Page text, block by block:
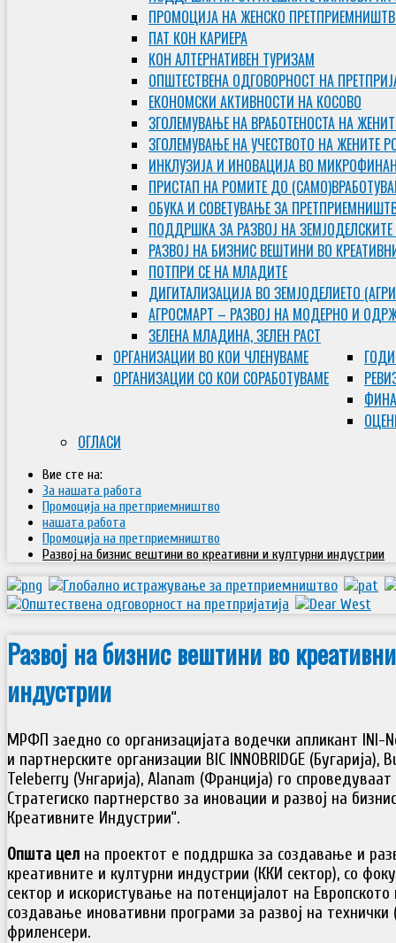
ПРОМОЦИЈА НА ЖЕНСКО
ПАТ КОН КАРИЕРА
КОН АЛТЕРНАТИВЕН ТУРИЗАМ
ОПШТЕСТВЕНА ОДГОВОРНОСТ НА
ЕКОНОМСКИ АКТИВНОСТИ НА КОСОВО
ЗГОЛЕМУВАЊЕ НА ВРАБОТЕНОСТА НА
ЗГОЛЕМУВАЊЕ НА УЧЕСТВОТО НА ЖЕНИТЕ
ИНКЛУЗИЈА И ИНОВАЦИЈА ВО
ПРИСТАП НА РОМИТЕ ДО
ОБУКА И СОВЕТУВАЊЕ ЗА
ПОДДРШКА ЗА РАЗВОЈ НА
РАЗВОЈ НА БИЗНИС ВЕШТИНИ ВО
ПОТПРИ СЕ НА МЛАДИТЕ
ДИГИТАЛИЗАЦИЈА ВО ЗЕМЈОДЕЛИЕТО
АГРОСМАРТ – РАЗВОЈ НА МОДЕРНО И
ЗЕЛЕНА МЛАДИНА, ЗЕЛЕН РАСТ
ОРГAНИЗАЦИИ ВО КОИ ЧЛЕНУВАМЕ
ОРГАНИЗАЦИИ СО КОИ СОРАБОТУВАМЕ
ОГЛАСИ
Вие сте на:
За нашата работа
Промоција на претприемништво
нашата работа
Промоција на претприемништво
Развој на бизнис вештини во креативни и културни индустрии
Развој на бизнис вештини во
индустрии
МРФП заедно со организацијата водечки апликант INI-
и партнерските организации BIC INNOBRIDGE (Бугарија),
Teleberry (Унгарија), Alanam (Франција) го спроведуваат
Стратегиско партнерство за иновации и развој на
Креативните Индустрии“.
Општа цел на проектот е поддршка за создавање и
креативните и културни индустрии (ККИ сектор), со
сектор и искористување на потенцијалот на
создавање иновативни програми за развој на
фриленсери.